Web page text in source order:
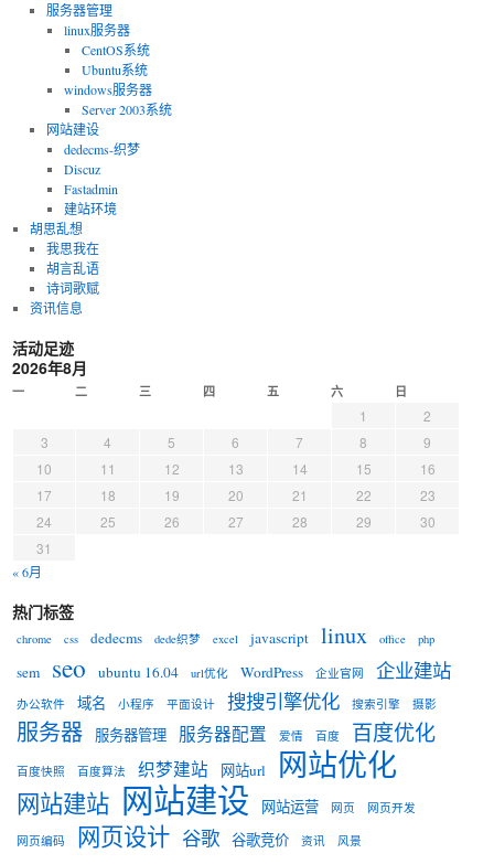
服务器管理
linux服务器
CentOS系统
Ubuntu系统
windows服务器
Server 2003系统
网站建设
dedecms-织梦
Discuz
Fastadmin
建站环境
胡思乱想
我思我在
胡言乱语
诗词歌赋
资讯信息
活动足迹
2026年8月
一 二 三 四 五 六 日
1
2
3
4 5 6 7 8
9
10
11 12 13 14 15
16
17
18 19 20 21 22
23
24
25 26 27 28 29
30
31
« 6月
热门标签
chrome css dedecms dede织梦 excel javascript linux office php
sem seo ubuntu 16.04 url优化 WordPress 企业官网 企业建站
办公软件 域名 小程序 平面设计 搜搜引擎优化 搜索引擎 摄影
服务器 服务器管理 服务器配置 爱情 百度 百度优化
百度快照 百度算法 织梦建站 网站url 网站优化
网站建站 网站建设 网站运营 网页 网页开发
网页编码 网页设计 谷歌 谷歌竞价 资讯 风景